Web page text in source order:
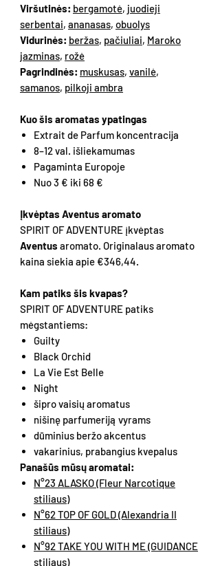
Viršutinės: bergamotė, juodieji
serbentai, ananasas, obuolys
Vidurinės: beržas, pačiuliai, Maroko
jazminas, rožė
Pagrindinės: muskusas, vanilė,
samanos, pilkoji ambra
Kuo šis aromatas ypatingas
Extrait de Parfum koncentracija
8–12 val. išliekamumas
Pagaminta Europoje
Nuo 3 € iki 68 €
Įkvėptas Aventus aromato
SPIRIT OF ADVENTURE įkvėptas
Aventus aromato. Originalaus aromato
kaina siekia apie €346,44.
Kam patiks šis kvapas?
SPIRIT OF ADVENTURE patiks
mėgstantiems:
Guilty
Black Orchid
La Vie Est Belle
Night
šipro vaisių aromatus
nišinę parfumeriją vyrams
dūminius beržo akcentus
vakarinius, prabangius kvepalus
Panašūs mūsų aromatai:
N°23 ALASKO (Fleur Narcotique
stiliaus)
N°62 TOP OF GOLD (Alexandria II
stiliaus)
N°92 TAKE YOU WITH ME (GUIDANCE
stiliaus)